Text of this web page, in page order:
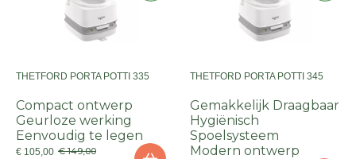
THETFORD PORTA POTTI 335
Compact ontwerp
Geurloze werking
Eenvoudig te legen
€ 105,00 € 149,00
THETFORD PORTA POTTI 345
Gemakkelijk Draagbaar
Hygiënisch
Spoelsysteem
Modern ontwerp